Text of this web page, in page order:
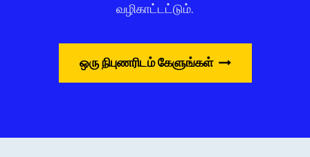
வழிகாட்டட்டும்.
ஒரு நிபுணரிடம் கேளுங்கள்